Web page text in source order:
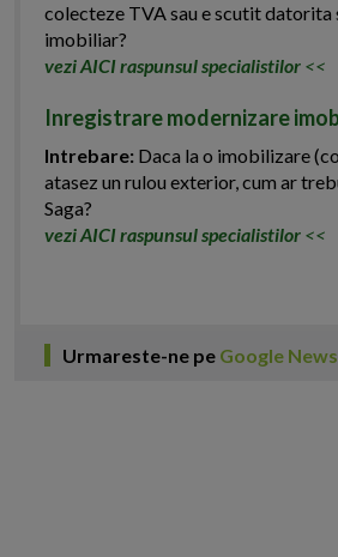
colecteze TVA sau e scutit datorita
imobiliar?
vezi AICI raspunsul specialistilor <<
Inregistrare modernizare
Intrebare: Daca la o imobilizare
atasez un rulou exterior, cum ar
Saga?
vezi AICI raspunsul specialistilor <<
Urmareste-ne pe Google News